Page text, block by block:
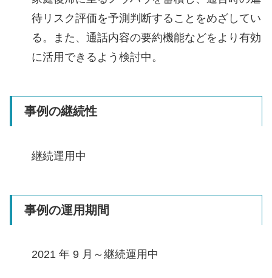
待リスク評価を予測判断することをめざしてい
る。また、通話内容の要約機能などをより有効
に活⽤できるよう検討中。
事例の継続性
継続運用中
事例の運用期間
2021 年 9 月～継続運用中